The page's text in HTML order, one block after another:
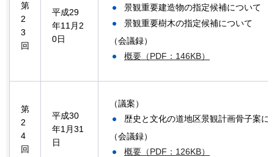
第
2
3
回
平成29
年11月2
0日
景観重要建造物の指定候補について
景観重要樹木の指定候補について
（会議録）
概要（PDF：146KB）
第
2
4
回
平成30
年1月31
日
（議案）
歴史と文化の道地区景観計画骨子案に
（会議録）
概要（PDF：126KB）